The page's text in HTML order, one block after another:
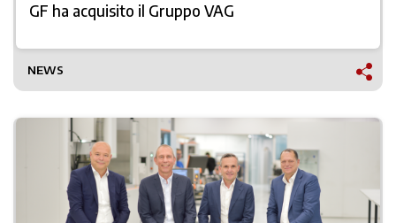
GF ha acquisito il Gruppo VAG
NEWS